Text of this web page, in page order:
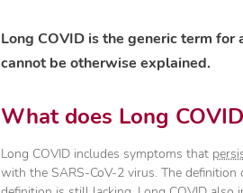
Long COVID is the generic term
cannot be otherwise explained.
What does Long
Long COVID includes symptoms that
with the SARS-CoV-2 virus. The definition